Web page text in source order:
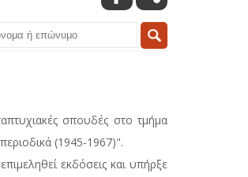
σπουδές στο τμήμα
(1945-1967)".
εκδόσεις και υπήρξε